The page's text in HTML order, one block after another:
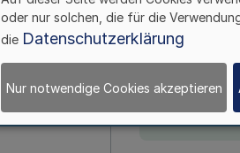
oder nur solchen, die für die
die Datenschutzerklärung
Nur notwendige Cookies akzeptieren